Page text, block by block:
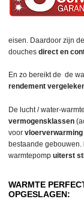
eisen. Daardoor zijn
douchesdirect en
En zo bereikt de de
rendement
De lucht / water-
vermogensklassen
voor
bestaande gebouwen.
warmtepompuiterst
WARMTE
OPGESLAGEN: